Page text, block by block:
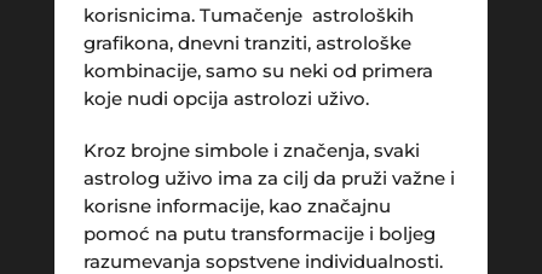
korisnicima. Tumačenje astroloških
grafikona, dnevni tranziti, astrološke
kombinacije, samo su neki od primera
koje nudi opcija astrolozi uživo.
Kroz brojne simbole i značenja, svaki
astrolog uživo ima za cilj da pruži važne i
korisne informacije, kao značajnu
pomoć na putu transformacije i boljeg
razumevanja sopstvene individualnosti.